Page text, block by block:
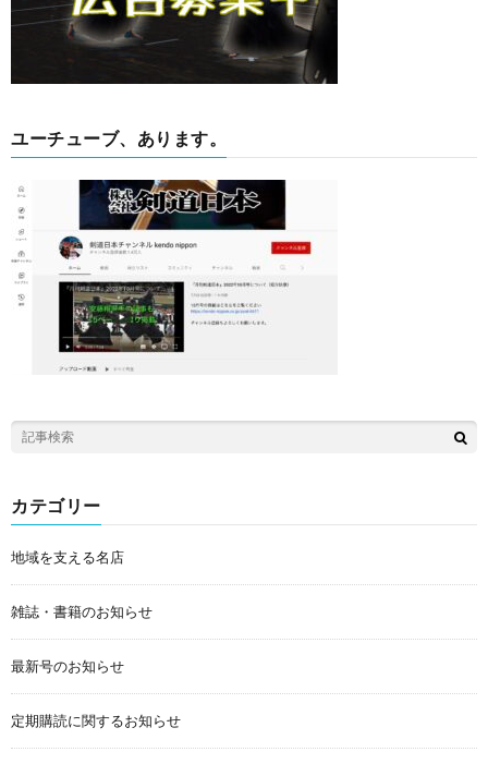
ユーチューブ、あります。
カテゴリー
地域を支える名店
雑誌・書籍のお知らせ
最新号のお知らせ
定期購読に関するお知らせ